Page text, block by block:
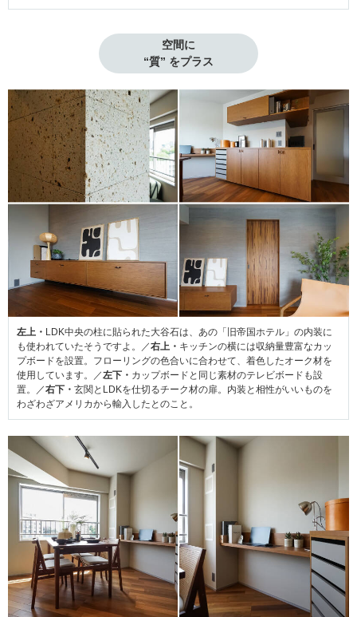
空間に
“質” をプラス
左上・ LDK中央の柱に貼られた大谷石は、あの「旧帝国ホテル」の内装に
も使われていたそうですよ。／右上・ キッチンの横には収納量豊富なカッ
プボードを設置。フローリングの色合いに合わせて、着色したオーク材を
使用しています。／左下・ カップボードと同じ素材のテレビボードも設
置。／右下・ 玄関とLDKを仕切るチーク材の扉。内装と相性がいいものを
わざわざアメリカから輸入したとのこと。